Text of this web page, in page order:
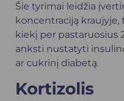
Šie tyrimai leidžia
koncentraciją
kiekį per pastaruosius
anksti nustatyti
ar cukrinį diabetą.
Kortizolis